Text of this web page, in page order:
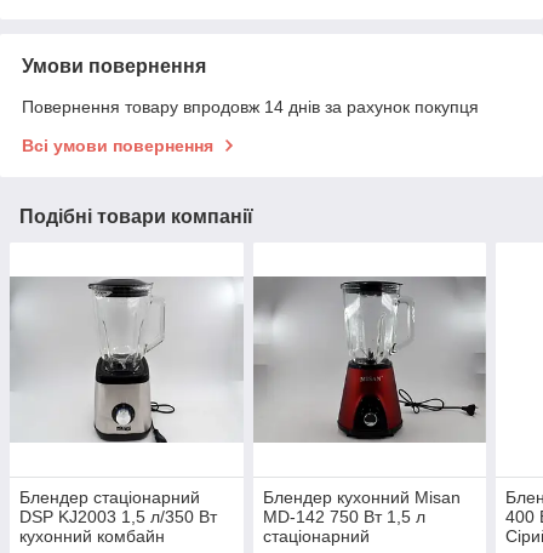
Умови повернення
Повернення товару впродовж 14 днів за рахунок покупця
Всі умови повернення
Подібні товари компанії
Блендер стаціонарний
DSP KJ2003 1,5 л/350 Вт
кухонний комбайн
Блендер кухонний Misan
MD-142 750 Вт 1,5 л
стаціонарний
400